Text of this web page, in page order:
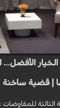
الخيار
| قضية ساخنة
الثالثة